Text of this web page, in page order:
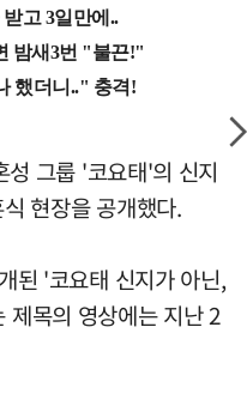
그룹 '코요태'의 신지
현장을 공개했다.
된 '코요태 신지가 아닌,
제목의 영상에는 지난 2